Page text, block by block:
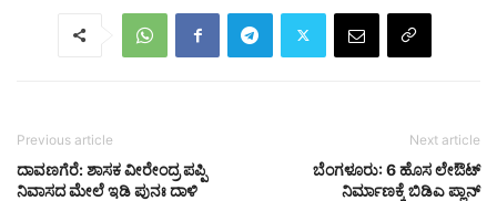
Previous article
ದಾವಣಗೆರೆ: ಶಾಸಕ ವೀರೇಂದ್ರ ಪಪ್ಪಿ
ನಿವಾಸದ ಮೇಲೆ ಇಡಿ ಪುನಃ ದಾಳಿ
Next article
ಬೆಂಗಳೂರು: 6 ಹೊಸ ಲೇಔಟ್
ನಿರ್ಮಾಣಕ್ಕೆ ಬಿಡಿಎ ಪ್ಲಾನ್